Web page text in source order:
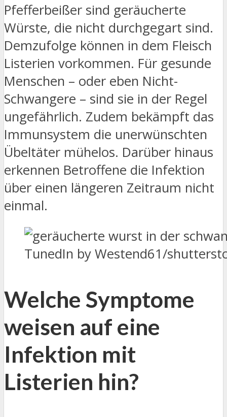
Pfefferbeißer sind geräucherte
Würste, die nicht durchgegart sind.
Demzufolge können in dem Fleisch
Listerien vorkommen. Für gesunde
Menschen – oder eben Nicht-
Schwangere – sind sie in der Regel
ungefährlich. Zudem bekämpft das
Immunsystem die unerwünschten
Übeltäter mühelos. Darüber hinaus
erkennen Betroffene die Infektion
über einen längeren Zeitraum nicht
einmal.
TunedIn by Westend61/
Welche Symptome
weisen auf eine
Infektion mit
Listerien hin?